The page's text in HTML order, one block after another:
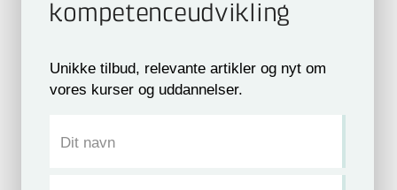
kompetence­udvikling
Unikke tilbud, relevante artikler og nyt om
vores kurser og uddannelser.
Dit navn